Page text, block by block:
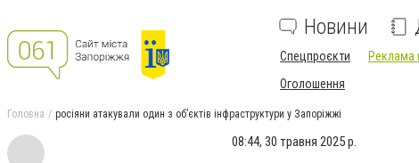
Новини
Спецпроєкти Реклама
Оголошення
Головна росіяни атакували один з обʼєктів інфраструктури у Запоріжжі
08:44, 30 травня 2025 р.